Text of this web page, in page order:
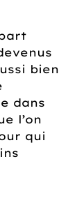
bien
dans
l’on
qui